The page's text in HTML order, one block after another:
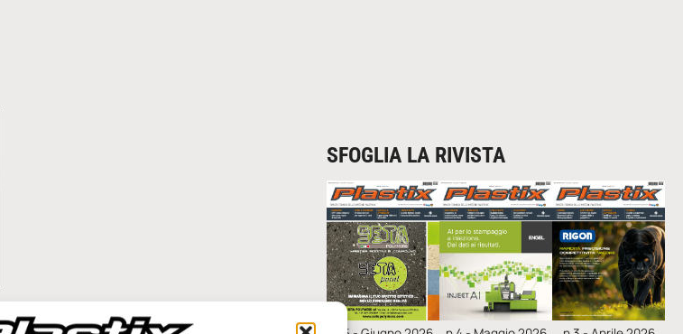
SFOGLIA LA RIVISTA